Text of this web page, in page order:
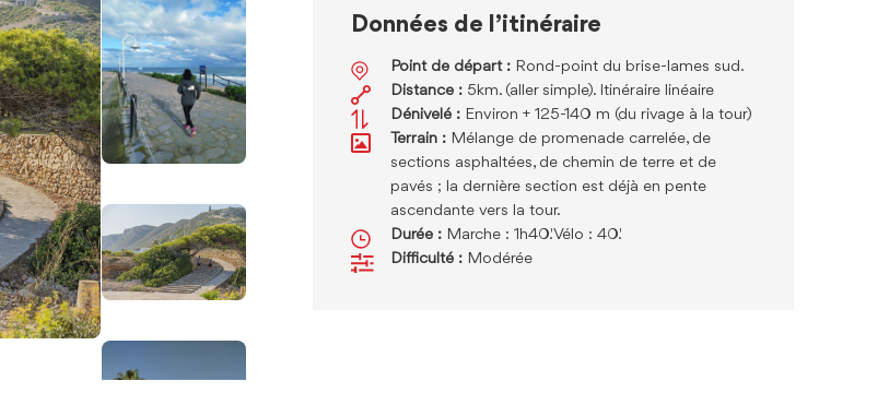
Données de l’itinéraire
Point de départ : Rond-point du brise-lames sud.
Distance : 5km. (aller simple). Itinéraire linéaire
Dénivelé : Environ + 125-140 m (du rivage à la tour)
Terrain : Mélange de promenade carrelée, de
sections asphaltées, de chemin de terre et de
pavés ; la dernière section est déjà en pente
ascendante vers la tour.
Durée : Marche : 1h40'. Vélo : 40'.
Difficulté : Modérée